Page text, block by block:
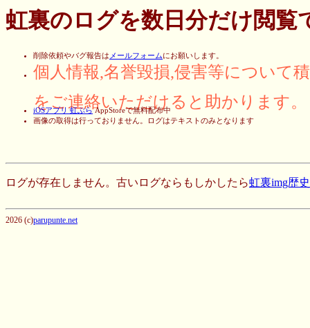
虹裏のログを数日分だけ閲覧
削除依頼やバグ報告はメールフォームにお願いします。
個人情報,名誉毀損,侵害等について
をご連絡いただけると助かります。
iOSアプリ 虹ぶらAppStoreで無料配布中
画像の取得は行っておりません。ログはテキストのみとなります
ログが存在しません。古いログならもしかしたら虹裏img歴
2026 (c)parupunte.net